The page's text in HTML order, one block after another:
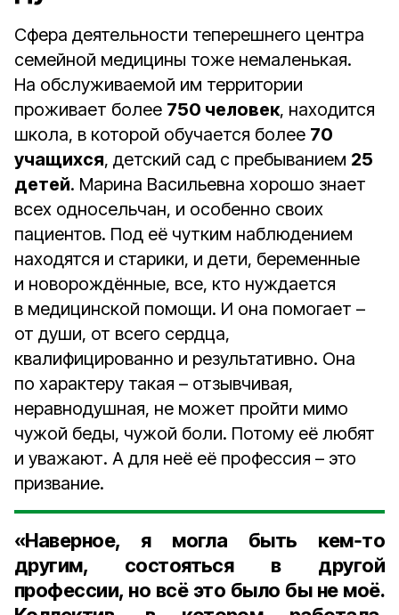
Сфера деятельности теперешнего центра
семейной медицины тоже немаленькая.
На обслуживаемой им территории
проживает более 750 человек, находится
школа, в которой обучается более 70
учащихся, детский сад с пребыванием 25
детей. Марина Васильевна хорошо знает
всех односельчан, и особенно своих
пациентов. Под её чутким наблюдением
находятся и старики, и дети, беременные
и новорождённые, все, кто нуждается
в медицинской помощи. И она помогает –
от души, от всего сердца,
квалифицированно и результативно. Она
по характеру такая – отзывчивая,
неравнодушная, не может пройти мимо
чужой беды, чужой боли. Потому её любят
и уважают. А для неё её профессия – это
призвание.
«Наверное, я могла быть кем‑то
другим, состояться в другой
профессии, но всё это было бы не моё.